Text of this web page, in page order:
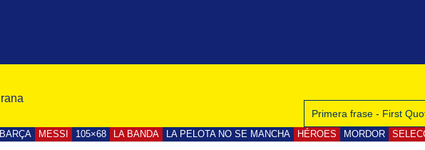
Primera frase - First
BARÇA MESSI 105×68 LA BANDA LA PELOTA NO SE MANCHA HÉROES MORDOR